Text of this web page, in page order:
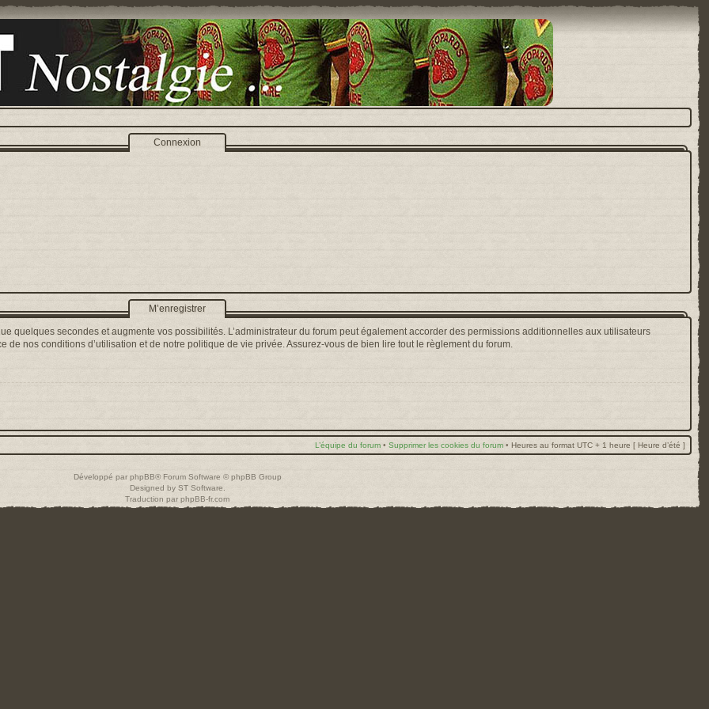
Connexion
M’enregistrer
quelques secondes et augmente vos possibilités. L’administrateur du forum peut également accorder des permissions additionnelles aux utilisateurs
de nos conditions d’utilisation et de notre politique de vie privée. Assurez-vous de bien lire tout le règlement du forum.
L’équipe du forum • Supprimer les cookies du forum • Heures au format UTC + 1 heure [ Heure d’été ]
Développé par phpBB® Forum Software © phpBB Group
Designed by ST Software
Traduction par phpBB-fr.com